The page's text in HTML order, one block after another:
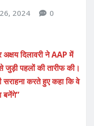
2024 0
दिलावरी ने AAP में
जुड़ी पहलों की तारीफ की।
सराहना करते हुए कहा कि वे
बनेंगे”